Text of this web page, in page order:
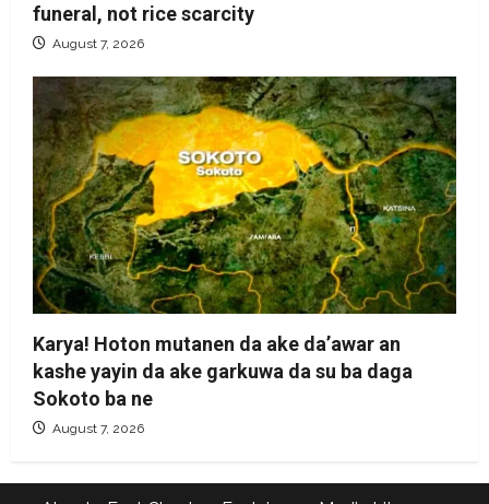
funeral, not rice scarcity
August 7, 2026
Karya! Hoton mutanen da ake da’awar an
kashe yayin da ake garkuwa da su ba daga
Sokoto ba ne
August 7, 2026